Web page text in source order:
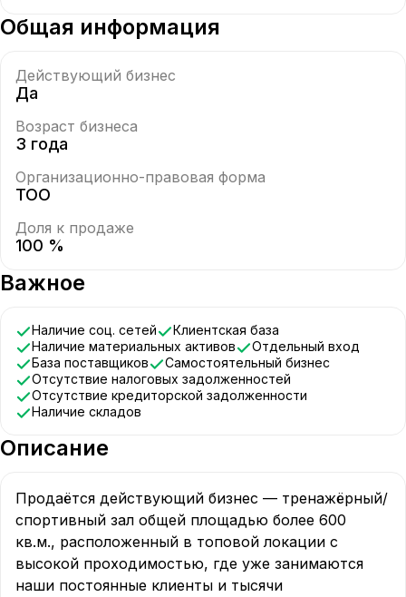
Общая информация
Действующий бизнес
Да
Возраст бизнеса
3 года
Организационно-правовая форма
ТОО
Доля к продаже
100 %
Важное
Наличие соц. сетей
Клиентская база
Наличие материальных активов
Отдельный вход
База поставщиков
Самостоятельный бизнес
Отсутствие налоговых задолженностей
Отсутствие кредиторской задолженности
Наличие складов
Описание
Продаётся действующий бизнес — тренажёрный/
спортивный зал общей площадью более 600
кв.м., расположенный в топовой локации с
высокой проходимостью, где уже занимаются
наши постоянные клиенты и тысячи